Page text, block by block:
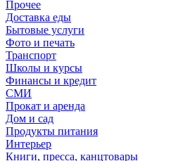
Прочее
Доставка еды
Бытовые услуги
Фото и печать
Транспорт
Школы и курсы
Финансы и кредит
СМИ
Прокат и аренда
Дом и сад
Продукты питания
Интерьер
Книги, пресса, канцтовары